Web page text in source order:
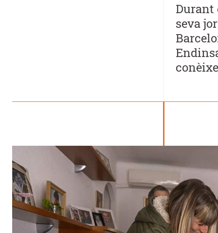
Durant
seva